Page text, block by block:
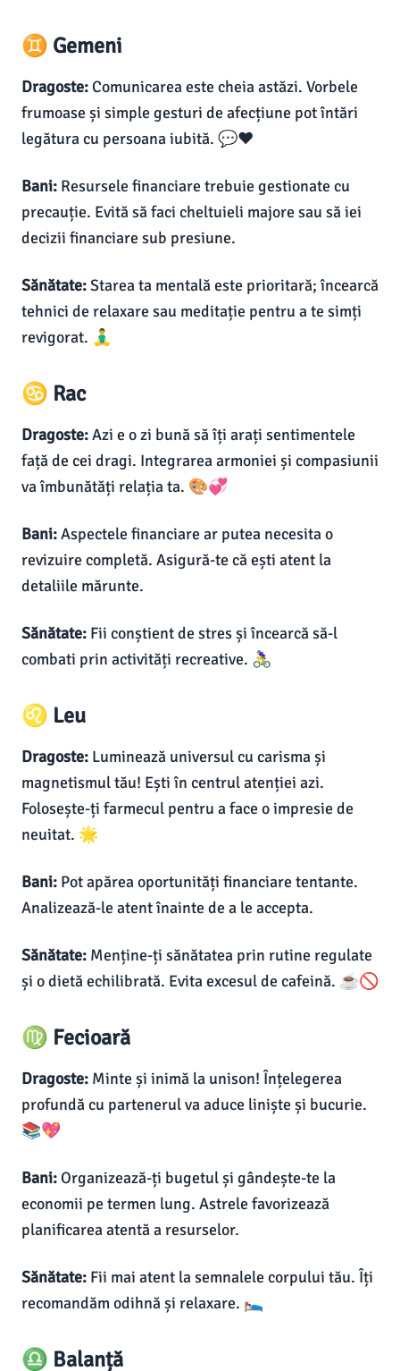
♊ Gemeni
Dragoste: Comunicarea este cheia astăzi. Vorbele
frumoase și simple gesturi de afecțiune pot întări
legătura cu persoana iubită. 💬❤
Bani: Resursele financiare trebuie gestionate cu
precauție. Evită să faci cheltuieli majore sau să iei
decizii financiare sub presiune.
Sănătate:Starea ta mentală este prioritară; încearcă
tehnici de relaxare sau meditație pentru a te simți
revigorat. 🧘‍♂️
♋ Rac
Dragoste:Azi e o zi bună să îți arați sentimentele
față de cei dragi. Integrarea armoniei și compasiunii
va îmbunătăți relația ta. 🎨💞
Bani:Aspectele financiare ar putea necesita o
revizuire completă. Asigură-te că ești atent la
detaliile mărunte.
Sănătate: Fii conștient de stres și încearcă să-l
combati prin activități recreative. 🚴‍♀️
♌ Leu
Dragoste: Luminează universul cu carisma și
magnetismul tău! Ești în centrul atenției azi.
Folosește-ți farmecul pentru a face o impresie de
neuitat. 🌟
Bani: Pot apărea oportunități financiare tentante.
Analizează-le atent înainte de a le accepta.
Sănătate: Menține-ți sănătatea prin rutine regulate
și o dietă echilibrată. Evita excesul de cafeină. ☕🚫
♍ Fecioară
Dragoste: Minte și inimă la unison! Înțelegerea
profundă cu partenerul va aduce liniște și bucurie.
📚💖
Bani: Organizează-ți bugetul și gândește-te la
economii pe termen lung. Astrele favorizează
planificarea atentă a resurselor.
Sănătate: Fii mai atent la semnalele corpului tău. Îți
recomandăm odihnă și relaxare. 🛌
♎ Balanță